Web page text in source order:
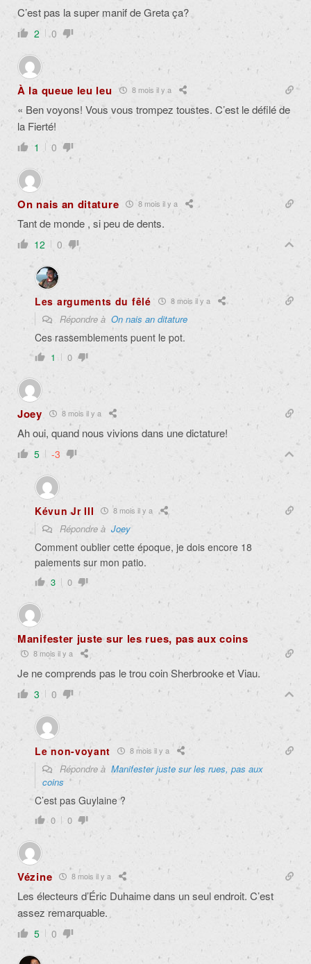
C’est pas la super manif de Greta ça?
2 0
À la queue leu leu 8 mois il y a
« Ben voyons! Vous vous trompez toustes. C’est le défilé de
la Fierté!
1 0
On nais an ditature 8 mois il y a
Tant de monde , si peu de dents.
12 0
Les arguments du fêlé 8 mois il y a
Répondre à On nais an ditature
Ces rassemblements puent le pot.
1 0
Joey 8 mois il y a
Ah oui, quand nous vivions dans une dictature!
5 -3
Kévun Jr III 8 mois il y a
Répondre à Joey
Comment oublier cette époque, je dois encore 18
paiements sur mon patio.
3 0
Manifester juste sur les rues, pas aux coins
8 mois il y a
Je ne comprends pas le trou coin Sherbrooke et Viau.
3 0
Le non-voyant 8 mois il y a
Répondre à Manifester juste sur les rues, pas aux
coins
C’est pas Guylaine ?
0 0
Vézine 8 mois il y a
Les électeurs d’Éric Duhaime dans un seul endroit. C’est
assez remarquable.
5 0